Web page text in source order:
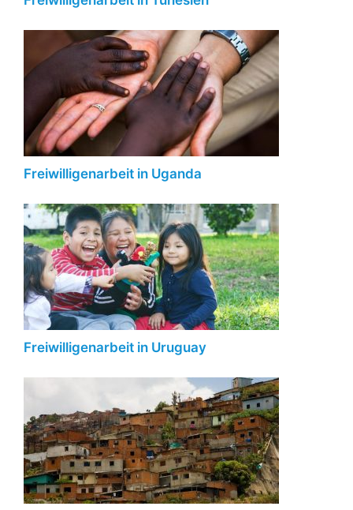
Freiwilligenarbeit in Uganda
Freiwilligenarbeit in Uruguay